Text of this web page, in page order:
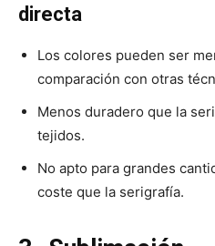
directa
Los colores pueden ser
comparación con otras
Menos duradero que la
tejidos.
No apto para grandes
coste que la serigrafía.